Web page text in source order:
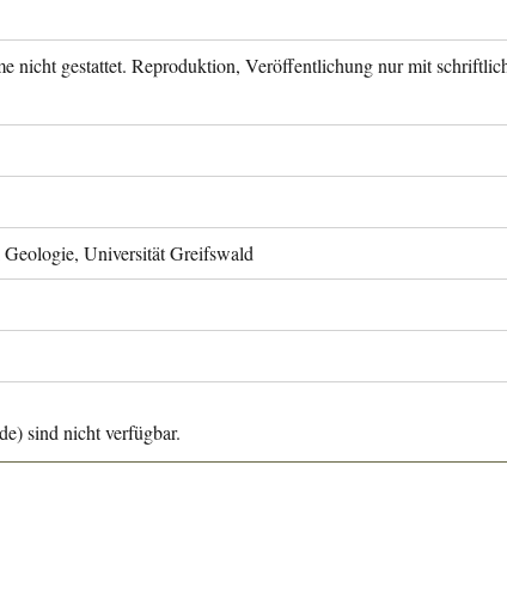
nicht gestattet. Reproduktion, Veröffentlichung nur mit
Universität Greifswald
sind nicht verfügbar.